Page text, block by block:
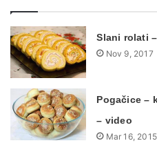
Slani rolati
Nov 9, 2017
Pogačice –
– video
Mar 16, 2015